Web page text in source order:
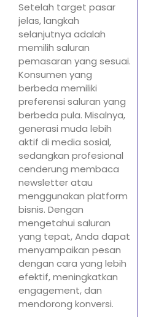
Setelah target pasar
jelas, langkah
selanjutnya adalah
memilih saluran
pemasaran yang sesuai.
Konsumen yang
berbeda memiliki
preferensi saluran yang
berbeda pula. Misalnya,
generasi muda lebih
aktif di media sosial,
sedangkan profesional
cenderung membaca
newsletter atau
menggunakan platform
bisnis. Dengan
mengetahui saluran
yang tepat, Anda dapat
menyampaikan pesan
dengan cara yang lebih
efektif, meningkatkan
engagement, dan
mendorong konversi.